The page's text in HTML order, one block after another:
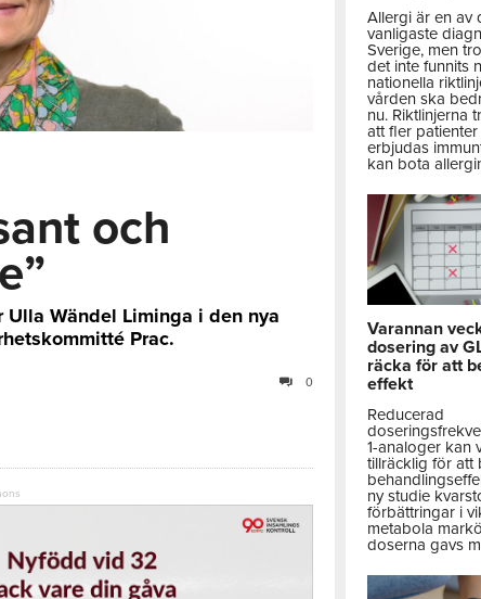
och
Wändel Liminga i den nya
Prac.
0
Allergi är en av
vanligaste
Sverige, men
det inte funnits
nationella
vården ska
nu. Riktlinjerna
att fler patienter
erbjudas
kan bota
Varannan
dosering av
räcka för att
effekt
Reducerad
1-analoger kan
tillräcklig för att
ny studie
förbättringar i
metabola
doserna gavs